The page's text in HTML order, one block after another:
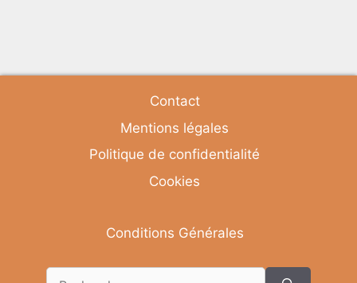
Contact
Mentions légales
Politique de confidentialité
Cookies
Conditions Générales